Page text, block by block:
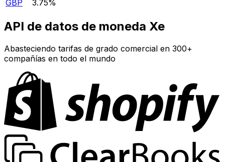
GBP
3.75%
API de datos de moneda Xe
Abasteciendo tarifas de grado comercial en 300+
compañías en todo el mundo